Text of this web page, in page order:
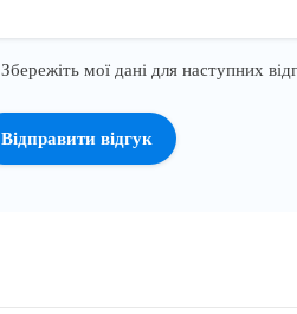
Збережіть мої дані для наступних